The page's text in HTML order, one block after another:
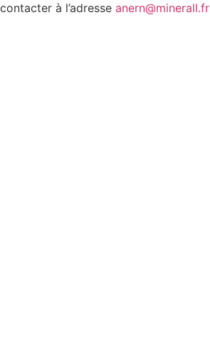
contacter à l’adresse anern@minerall.fr